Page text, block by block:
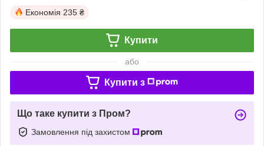
Економія 235 ₴
Купити
або
Купити з
Що таке купити з Пром?
Замовлення під захистом